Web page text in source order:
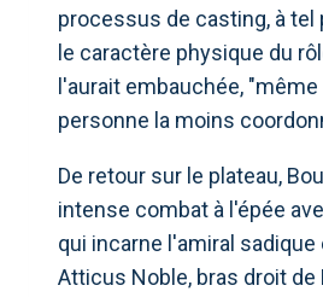
processus de casting, à tel
le caractère physique du
l'aurait embauchée,
personne la moins
De retour sur le plateau,
intense combat à l'épée
qui incarne l'amiral sadique
Atticus Noble, bras droit de